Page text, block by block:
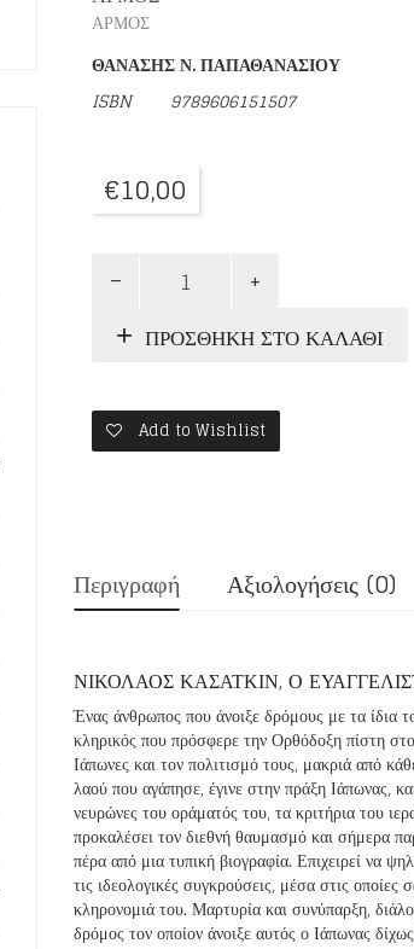
ΑΡΜΟΣ
ΘΑΝΑΣΗΣ Ν. ΠΑΠΑΘΑΝΑΣΙΟΥ
ISBN
9789606151507
€10,00
ΙΑΠΩΝΑΣ
ΣΧΙΣΤΑΠΡΟΣΘΉΚΗ ΣΤΟ ΚΑΛΆΘΙ
Add to Wishlist
Περιγραφή Αξιολογήσεις (0)
ΝΙΚΟΛΑΟΣ ΚΑΣΑΤΚΙΝ, Ο
Ένας άνθρωπος που άνοιξε δρόμους με τα ίδια
κληρικός που πρόσφερε την Ορθόδοξη πίστη
Ιάπωνες και τον πολιτισμό τους, μακριά από
λαού που αγάπησε, έγινε στην πράξη Ιάπωνας,
νευρώνες του οράματός του, τα κριτήρια του
προκαλέσει τον διεθνή θαυμασμό και σήμερα
πέρα από μια τυπική βιογραφία. Επιχειρεί να
τις ιδεολογικές συγκρούσεις, μέσα στις
κληρονομιά του. Μαρτυρία και συνύπαρξη,
δρόμος τον οποίον άνοιξε αυτός ο Ιάπωνας